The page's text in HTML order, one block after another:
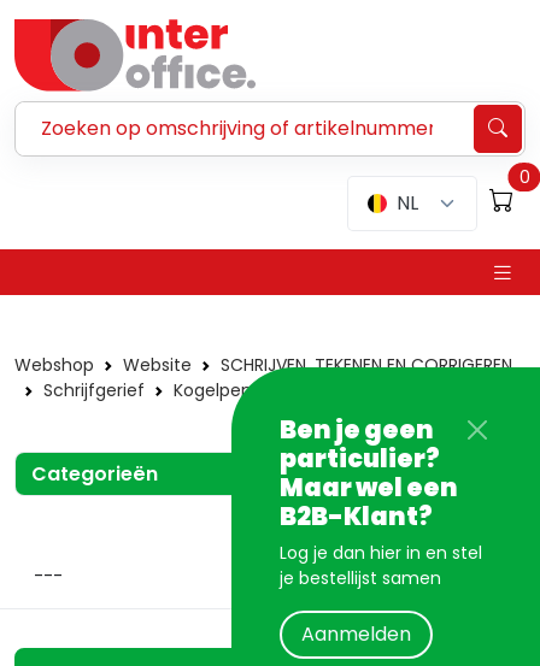
NL
0
Ben je geen
particulier?
Maar wel een
B2B-Klant?
Log je dan hier in en stel
je bestellijst samen
Aanmelden
Webshop Website
SCHRIJVEN, TEKENEN EN CORRIGEREN
Schrijfgerief
Kogelpennen en -vullingen
Categorieën